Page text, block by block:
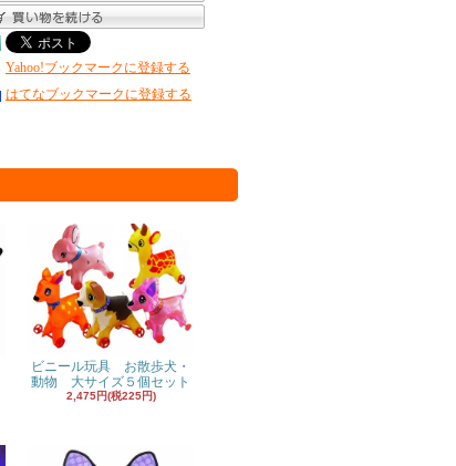
Yahoo!ブックマークに登録する
はてなブックマークに登録する
ビニール玩具 お散歩犬・
動物 大サイズ５個セット
2,475円(税225円)